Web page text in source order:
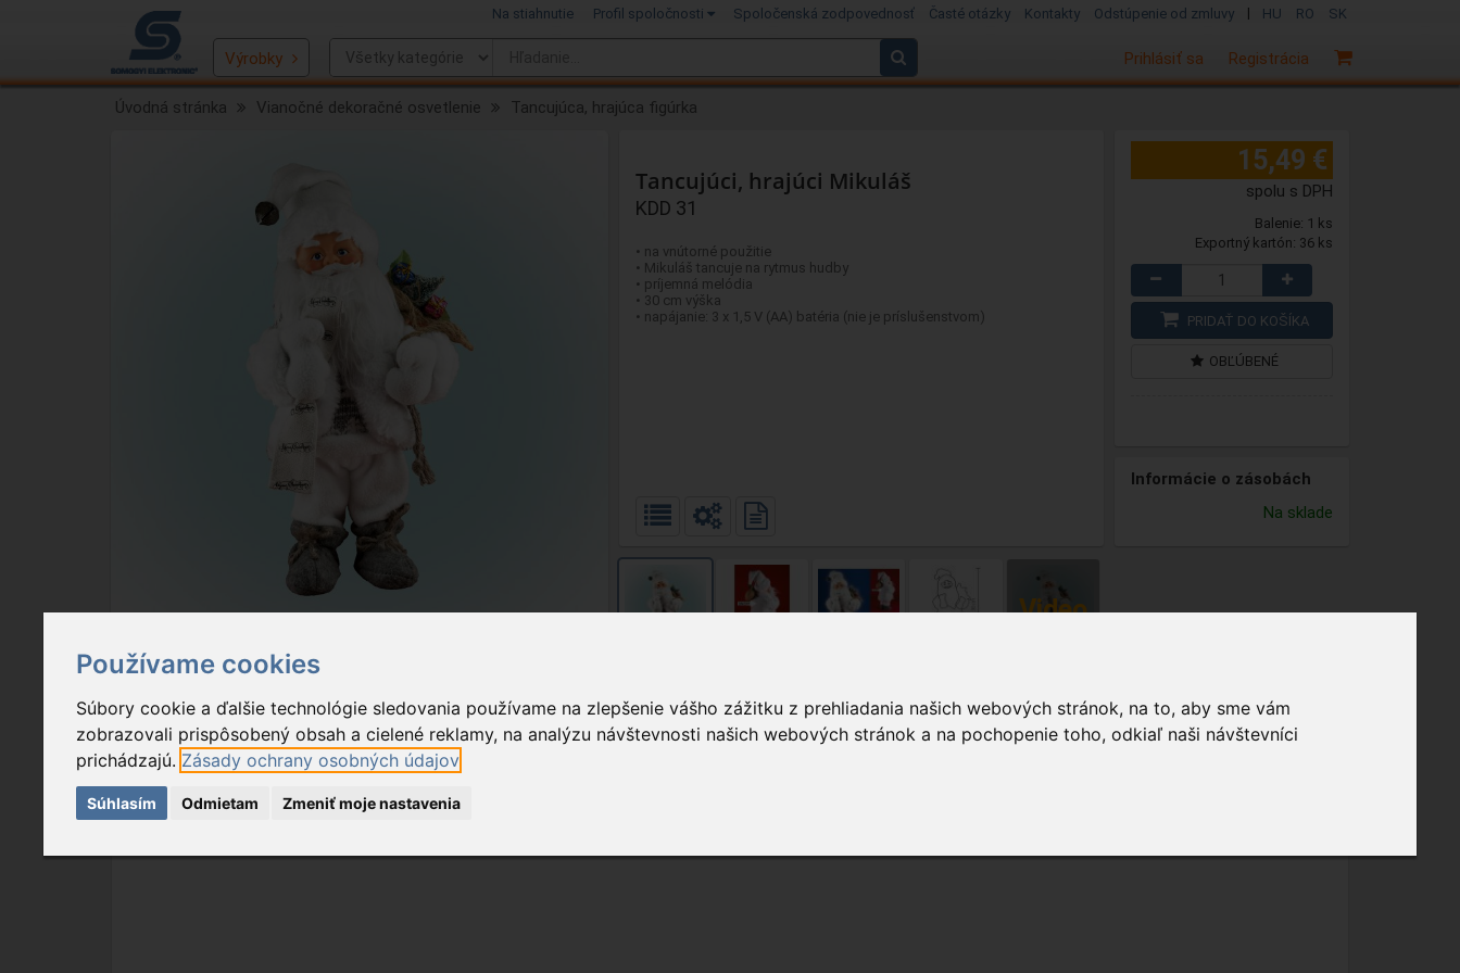
Používame cookies
Súbory cookie a ďalšie technológie sledovania používame na zlepšenie vášho zážitku z prehliadania našich webových stránok, na to, aby sme vám
zobrazovali prispôsobený obsah a cielené reklamy, na analýzu návštevnosti našich webových stránok a na pochopenie toho, odkiaľ naši návštevníci
prichádzajú. Zásady ochrany osobných údajov
Súhlasím Odmietam Zmeniť moje nastavenia
Na stiahnutie Profil spoločnosti Spoločenská zodpovednosť Časté otázky Kontakty Odstúpenie od zmluvy | HU RO SK
Registrácia
Prihlásiť sa
Výrobky
Úvodná stránka Vianočné dekoračné osvetlenie Tancujúca, hrajúca figúrka
Tancujúci, hrajúci Mikuláš
KDD 31
• na vnútorné použitie
• Mikuláš tancuje na rytmus hudby
• príjemná melódia
• 30 cm výška
• napájanie: 3 x 1,5 V (AA) batéria (nie je príslušenstvom)
15,49 €
spolu s DPH
Balenie: 1 ks
Exportný kartón: 36 ks
PRIDAŤ DO KOŠÍKA
OBĽÚBENÉ
Informácie o zásobách
Na sklade